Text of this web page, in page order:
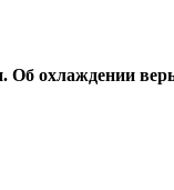
Об охлаждении